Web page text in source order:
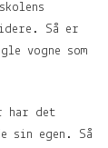
Så er
vogne som
har det
sin egen. Så